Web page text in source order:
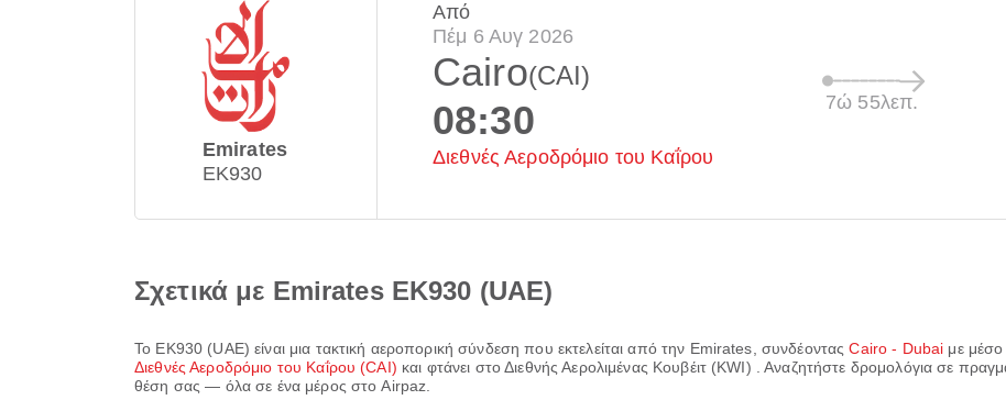
Emirates
EK930
Από
Πέμ 6 Αυγ 2026
Cairo(CAI)
08:30
Διεθνές Αεροδρόμιο του Καΐρου
7ώ 55λεπ.
Σχετικά με Emirates EK930 (UAE)
Το EK930 (UAE) είναι μια τακτική αεροπορική σύνδεση που εκτελείται από την Emirates , συνδέονταςCairo - Dubai με
Διεθνές Αεροδρόμιο του Καΐρου (CAI) και φτάνει στοΔιεθνής Αερολιμένας Κουβέιτ (KWI)
. Αναζητήστε δρομολόγια σε
θέση σας — όλα σε ένα μέρος στο Airpaz.